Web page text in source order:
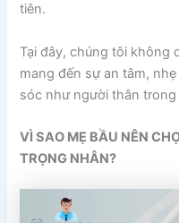
tiên.
Tại đây, chúng tôi không
mang đến sự an tâm,
sóc như người thân trong
VÌ SAO MẸ BẦU NÊN
TRỌNG NHÂN?